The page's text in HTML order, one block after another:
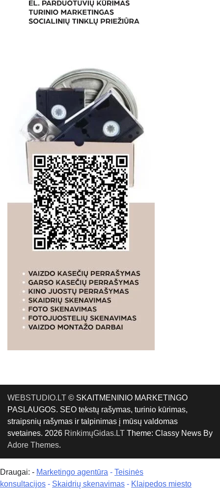
WEBSTUDIO.LT © SKAITMENINIO MARKETINGO
PASLAUGOS. SEO tekstų rašymas, turinio kūrimas,
straipsnių rašymas ir talpinimas į mūsų valdomas
svetaines. 2026 RinkimųGidas.LT Theme: Classy News By
Adore Themes.
Draugai: - Marketingo agentūra - Teisinės
konsultacijos - Skaidrių skenavimas - Klaipedos miesto